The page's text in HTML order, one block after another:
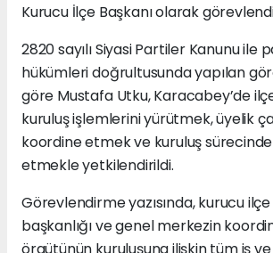
Kurucu İlçe Başkanı olarak
2820 sayılı Siyasi Partiler Kanunu ile
hükümleri doğrultusunda yapılan
göre Mustafa Utku, Karacabey’de
kuruluş işlemlerini yürütmek, üyelik
koordine etmek ve kuruluş
etmekle yetkilendirildi.
Görevlendirme yazısında, kurucu ilçe
başkanlığı ve genel merkezin
örgütünün kuruluşuna ilişkin tüm iş